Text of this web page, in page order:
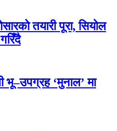
तयारी पूरा, सियोल
भू–उपग्रह ‘मुनाल’ मा